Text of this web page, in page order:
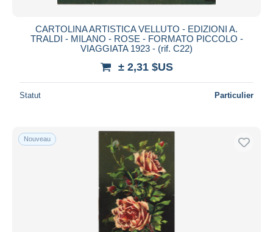
CARTOLINA ARTISTICA VELLUTO - EDIZIONI A.
TRALDI - MILANO - ROSE - FORMATO PICCOLO -
VIAGGIATA 1923 - (rif. C22)
± 2,31 $US
Statut Particulier
Nouveau